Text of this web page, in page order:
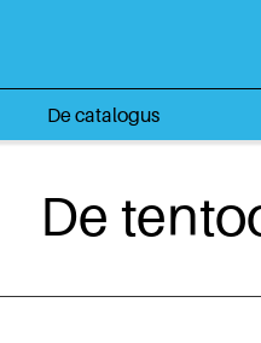
De catalogus
De